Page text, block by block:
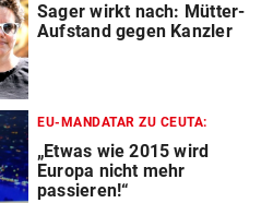
Sager wirkt nach: Mütter-
Aufstand gegen Kanzler
EU-MANDATAR ZU CEUTA:
„Etwas wie 2015 wird
Europa nicht mehr
passieren!“